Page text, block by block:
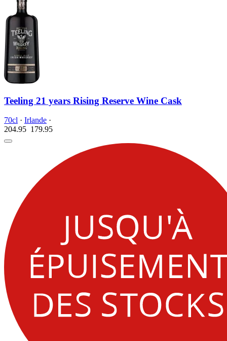
Teeling 21 years Rising Reserve Wine Cask
70cl · Irlande ·
204.95 179.95